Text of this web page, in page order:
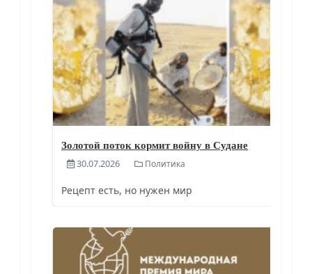
Золотой поток кормит войну в Судане
30.07.2026 Политика
Рецепт есть, но нужен мир